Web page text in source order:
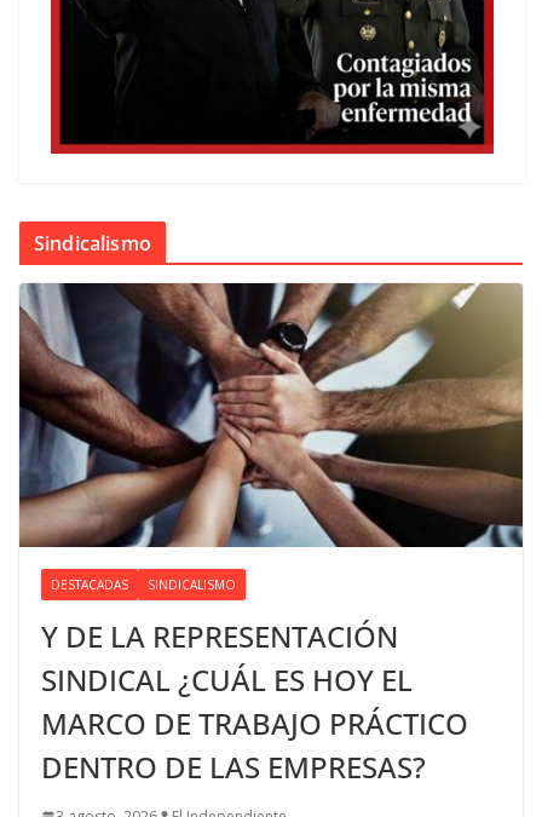
Sindicalismo
DESTACADAS SINDICALISMO
Y DE LA REPRESENTACIÓN
SINDICAL ¿CUÁL ES HOY EL
MARCO DE TRABAJO PRÁCTICO
DENTRO DE LAS EMPRESAS?